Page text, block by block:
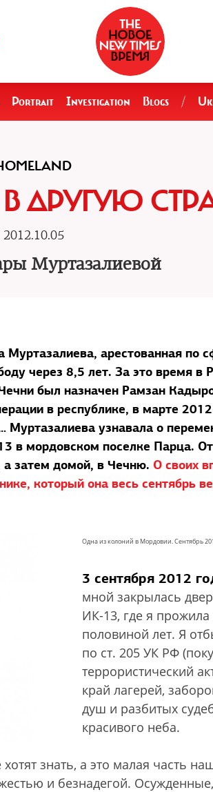
Portrait Investigation Blogs /
ДРУГУЮ
2012.10.05
Муртазалиевой
Муртазалиева, арестованная по
через 8,5 лет. За это время в
был назначен Рамзан
в республике, в марте
Муртазалиева узнавала о
в мордовском поселке Парца.
а затем домой, в Чечню. О своих
который она весь сентябрь
Одна из колоний в Мордовии. Сентябрь
3 сентября 2012
мной закрылась
ИК-13, где я прожила
половиной лет. Я
по ст. 205 УК РФ
террористический
край лагерей,
душ и разбитых
красивого неба.
знать, а это малая часть
и безнадегой.